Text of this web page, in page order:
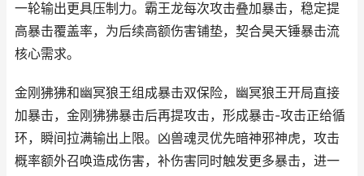
一轮输出更具压制力。霸王龙每次攻击叠加暴击，稳定提
高暴击覆盖率，为后续高额伤害铺垫，契合昊天锤暴击流
核心需求。
金刚狒狒和幽冥狼王组成暴击双保险，幽冥狼王开局直接
加暴击，金刚狒狒暴击后再提攻击，形成暴击-攻击正给循
环，瞬间拉满输出上限。凶兽魂灵优先暗神邪神虎，攻击
概率额外召唤造成伤害，补伤害同时触发更多暴击，进一